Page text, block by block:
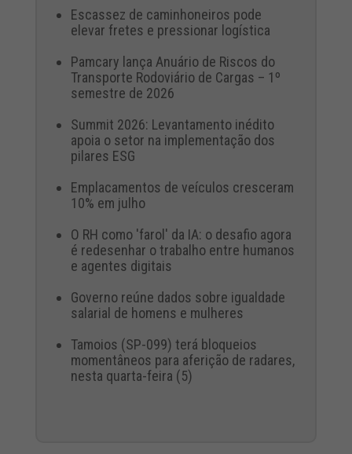
Escassez de caminhoneiros pode
elevar fretes e pressionar logística
Pamcary lança Anuário de Riscos do
Transporte Rodoviário de Cargas – 1º
semestre de 2026
Summit 2026: Levantamento inédito
apoia o setor na implementação dos
pilares ESG
Emplacamentos de veículos cresceram
10% em julho
O RH como 'farol' da IA: o desafio agora
é redesenhar o trabalho entre humanos
e agentes digitais
Governo reúne dados sobre igualdade
salarial de homens e mulheres
Tamoios (SP-099) terá bloqueios
momentâneos para aferição de radares,
nesta quarta-feira (5)